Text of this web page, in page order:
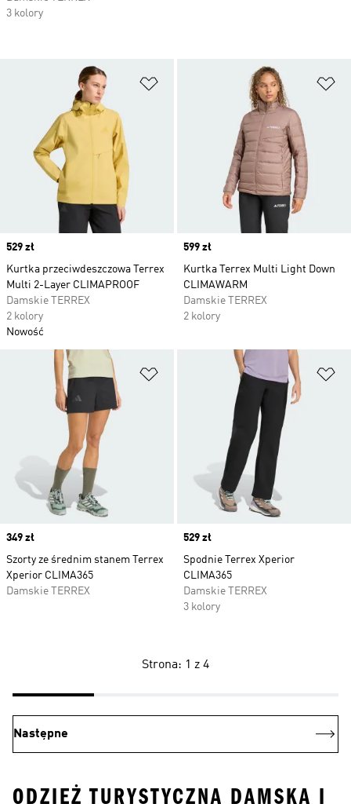
Dodaj do listy życzeń
Price
529 zł
Kurtka przeciwdeszczowa Terrex
Multi 2-Layer CLIMAPROOF
Damskie TERREX
2 kolory
Nowość
Price
599 zł
Kurtka Terrex Multi Light Down
CLIMAWARM
Damskie TERREX
2 kolory
Dodaj do listy życzeń
Price
349 zł
Szorty ze średnim stanem Terrex
Xperior CLIMA365
Damskie TERREX
Price
529 zł
Spodnie Terrex Xperior
CLIMA365
Damskie TERREX
3 kolory
3 kolory
Strona: 1 z 4
Następne
ODZIEŻ TURYSTYCZNA DAMSKA I